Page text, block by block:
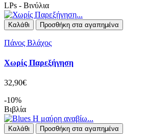
LPs - Βινύλια
Καλάθι Προσθήκη στα αγαπημένα
Πάνος Βλάχος
Χωρίς Παρεξήγηση
32,90€
-10%
Βιβλία
Καλάθι Προσθήκη στα αγαπημένα